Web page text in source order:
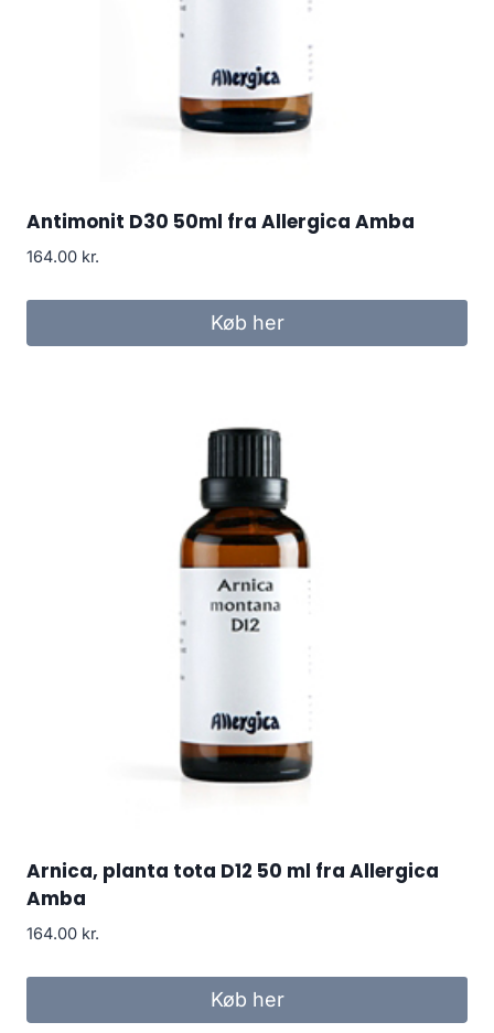
Antimonit D30 50ml fra Allergica Amba
164.00 kr.
Køb her
Arnica, planta tota D12 50 ml fra Allergica
Amba
164.00 kr.
Køb her